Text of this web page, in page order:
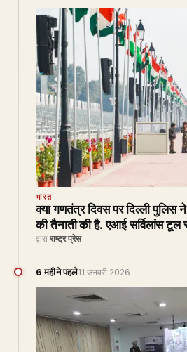
भारत
क्या गणतंत्र दिवस पर दिल्ली
की तैनाती की है, एआई सर्विलांस टूल
द्वारा राष्ट्र प्रेस
6 महीने पहले11 जनवरी 2026